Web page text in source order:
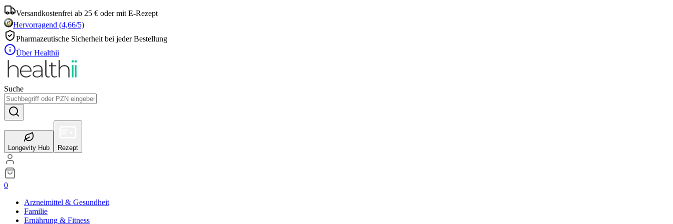
Versandkostenfrei ab 25 € oder mit E-Rezept
Hervorragend (4,66/5)
Pharmazeutische Sicherheit bei jeder Bestellung
Über Healthii
Suche
Longevity Hub Rezept
0
Arzneimittel & Gesundheit
Familie
Ernährung & Fitness